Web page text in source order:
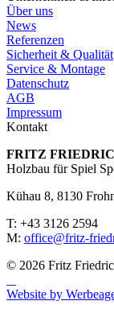
Über uns
News
Referenzen
Sicherheit & Qualität
Service & Montage
Datenschutz
AGB
Impressum
Kontakt
FRITZ
Holzbau für Spiel
Kühau 8, 8130
T: +43 3126 2594
M: office@fritz-
© 2026 Fritz
Website by